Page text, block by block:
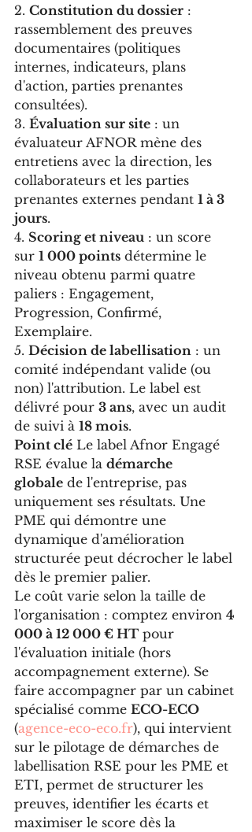
2. Constitution du dossier :
rassemblement des preuves
documentaires (politiques
internes, indicateurs, plans
d'action, parties prenantes
consultées).
3. Évaluation sur site : un
évaluateur AFNOR mène des
entretiens avec la direction, les
collaborateurs et les parties
prenantes externes pendant 1 à 3
jours.
4. Scoring et niveau : un score
sur 1 000 points détermine le
niveau obtenu parmi quatre
paliers : Engagement,
Progression, Confirmé,
Exemplaire.
5. Décision de labellisation : un
comité indépendant valide (ou
non) l'attribution. Le label est
délivré pour 3 ans, avec un audit
de suivi à 18 mois.
Point clé Le label Afnor Engagé
RSE évalue la démarche
globale de l'entreprise, pas
uniquement ses résultats. Une
PME qui démontre une
dynamique d'amélioration
structurée peut décrocher le label
dès le premier palier.
Le coût varie selon la taille de
l'organisation : comptez environ 4
000 à 12 000 € HT pour
l'évaluation initiale (hors
accompagnement externe). Se
faire accompagner par un cabinet
spécialisé comme ECO-ECO
(agence-eco-eco.fr), qui intervient
sur le pilotage de démarches de
labellisation RSE pour les PME et
ETI, permet de structurer les
preuves, identifier les écarts et
maximiser le score dès la